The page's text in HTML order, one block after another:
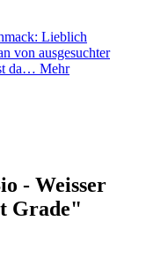
Lieblich
von ausgesuchter
da… Mehr
- Weisser
Grade"